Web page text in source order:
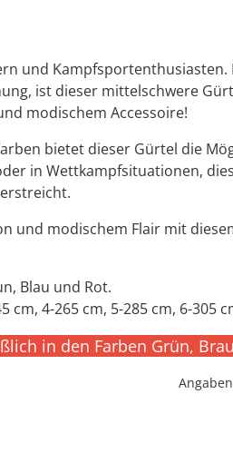
und
ist dieser mittelschwere
modischem Accessoire!
bietet dieser Gürtel die
in Wettkampfsituationen,
und modischem Flair mit
Blau und Rot.
cm, 4-265 cm, 5-285 cm, 6-305
in den Farben Grün,